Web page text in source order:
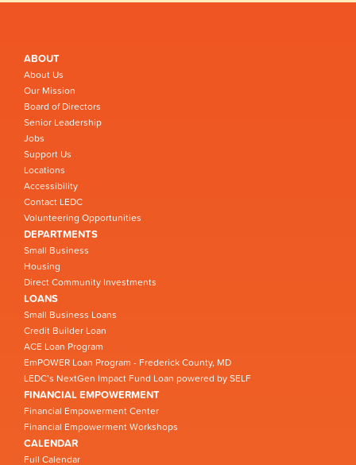
ABOUT
About Us
Our Mission
Board of Directors
Senior Leadership
Jobs
Support Us
Locations
Accessibility
Contact LEDC
Volunteering Opportunities
DEPARTMENTS
Small Business
Housing
Direct Community Investments
LOANS
Small Business Loans
Credit Builder Loan
ACE Loan Program
EmPOWER Loan Program - Frederick County, MD
LEDC’s NextGen Impact Fund Loan powered by SELF
FINANCIAL EMPOWERMENT
Financial Empowerment Center
Financial Empowerment Workshops
CALENDAR
Full Calendar